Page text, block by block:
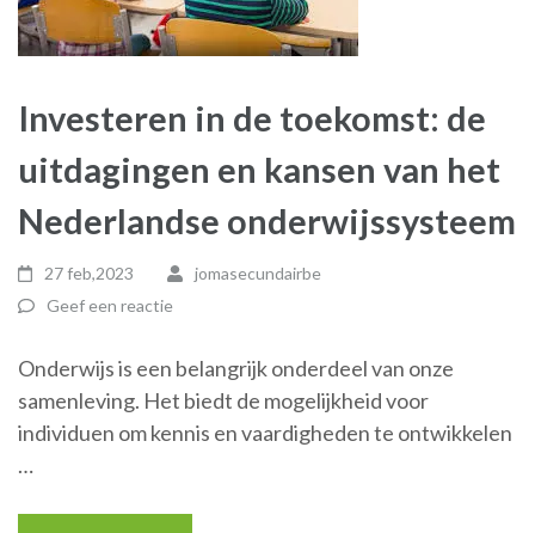
Investeren in de toekomst: de
uitdagingen en kansen van het
Nederlandse onderwijssysteem
27 feb,2023
jomasecundairbe
Geef een reactie
Onderwijs is een belangrijk onderdeel van onze
samenleving. Het biedt de mogelijkheid voor
individuen om kennis en vaardigheden te ontwikkelen
…